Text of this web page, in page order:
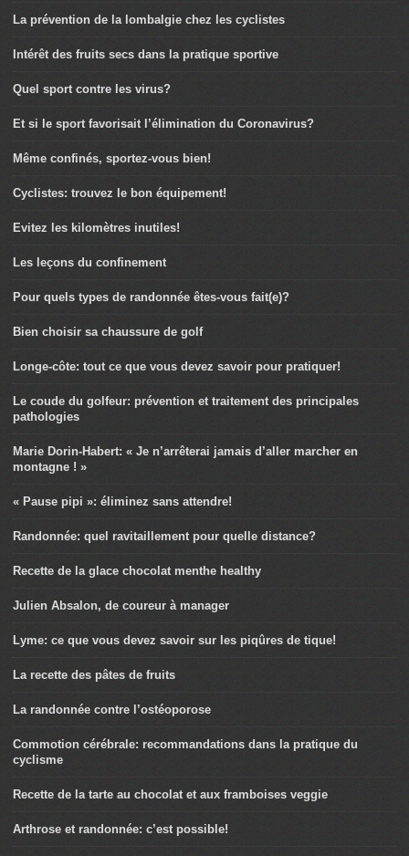
La prévention de la lombalgie chez les cyclistes
Intérêt des fruits secs dans la pratique sportive
Quel sport contre les virus?
Et si le sport favorisait l’élimination du Coronavirus?
Même confinés, sportez-vous bien!
Cyclistes: trouvez le bon équipement!
Evitez les kilomètres inutiles!
Les leçons du confinement
Pour quels types de randonnée êtes-vous fait(e)?
Bien choisir sa chaussure de golf
Longe-côte: tout ce que vous devez savoir pour pratiquer!
Le coude du golfeur: prévention et traitement des principales
pathologies
Marie Dorin-Habert: « Je n’arrêterai jamais d’aller marcher en
montagne ! »
« Pause pipi »: éliminez sans attendre!
Randonnée: quel ravitaillement pour quelle distance?
Recette de la glace chocolat menthe healthy
Julien Absalon, de coureur à manager
Lyme: ce que vous devez savoir sur les piqûres de tique!
La recette des pâtes de fruits
La randonnée contre l’ostéoporose
Commotion cérébrale: recommandations dans la pratique du
cyclisme
Recette de la tarte au chocolat et aux framboises veggie
Arthrose et randonnée: c’est possible!